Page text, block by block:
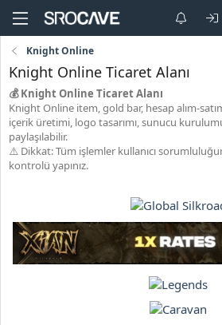
Knight Online
Knight Online Ticaret Alanı
💰 Knight Online Ticaret Alanı
Knight Online item, gold bar, hesap alım-
içerik üretimi, logo tasarımı, sunucu
paylaşılabilir.
⚠️ Dikkat: Tüm işlemler kullanıcı
kontrolü yapınız.